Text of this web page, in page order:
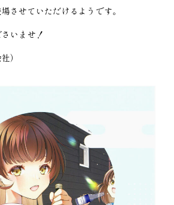
させていただけるようです。
いませ！
）